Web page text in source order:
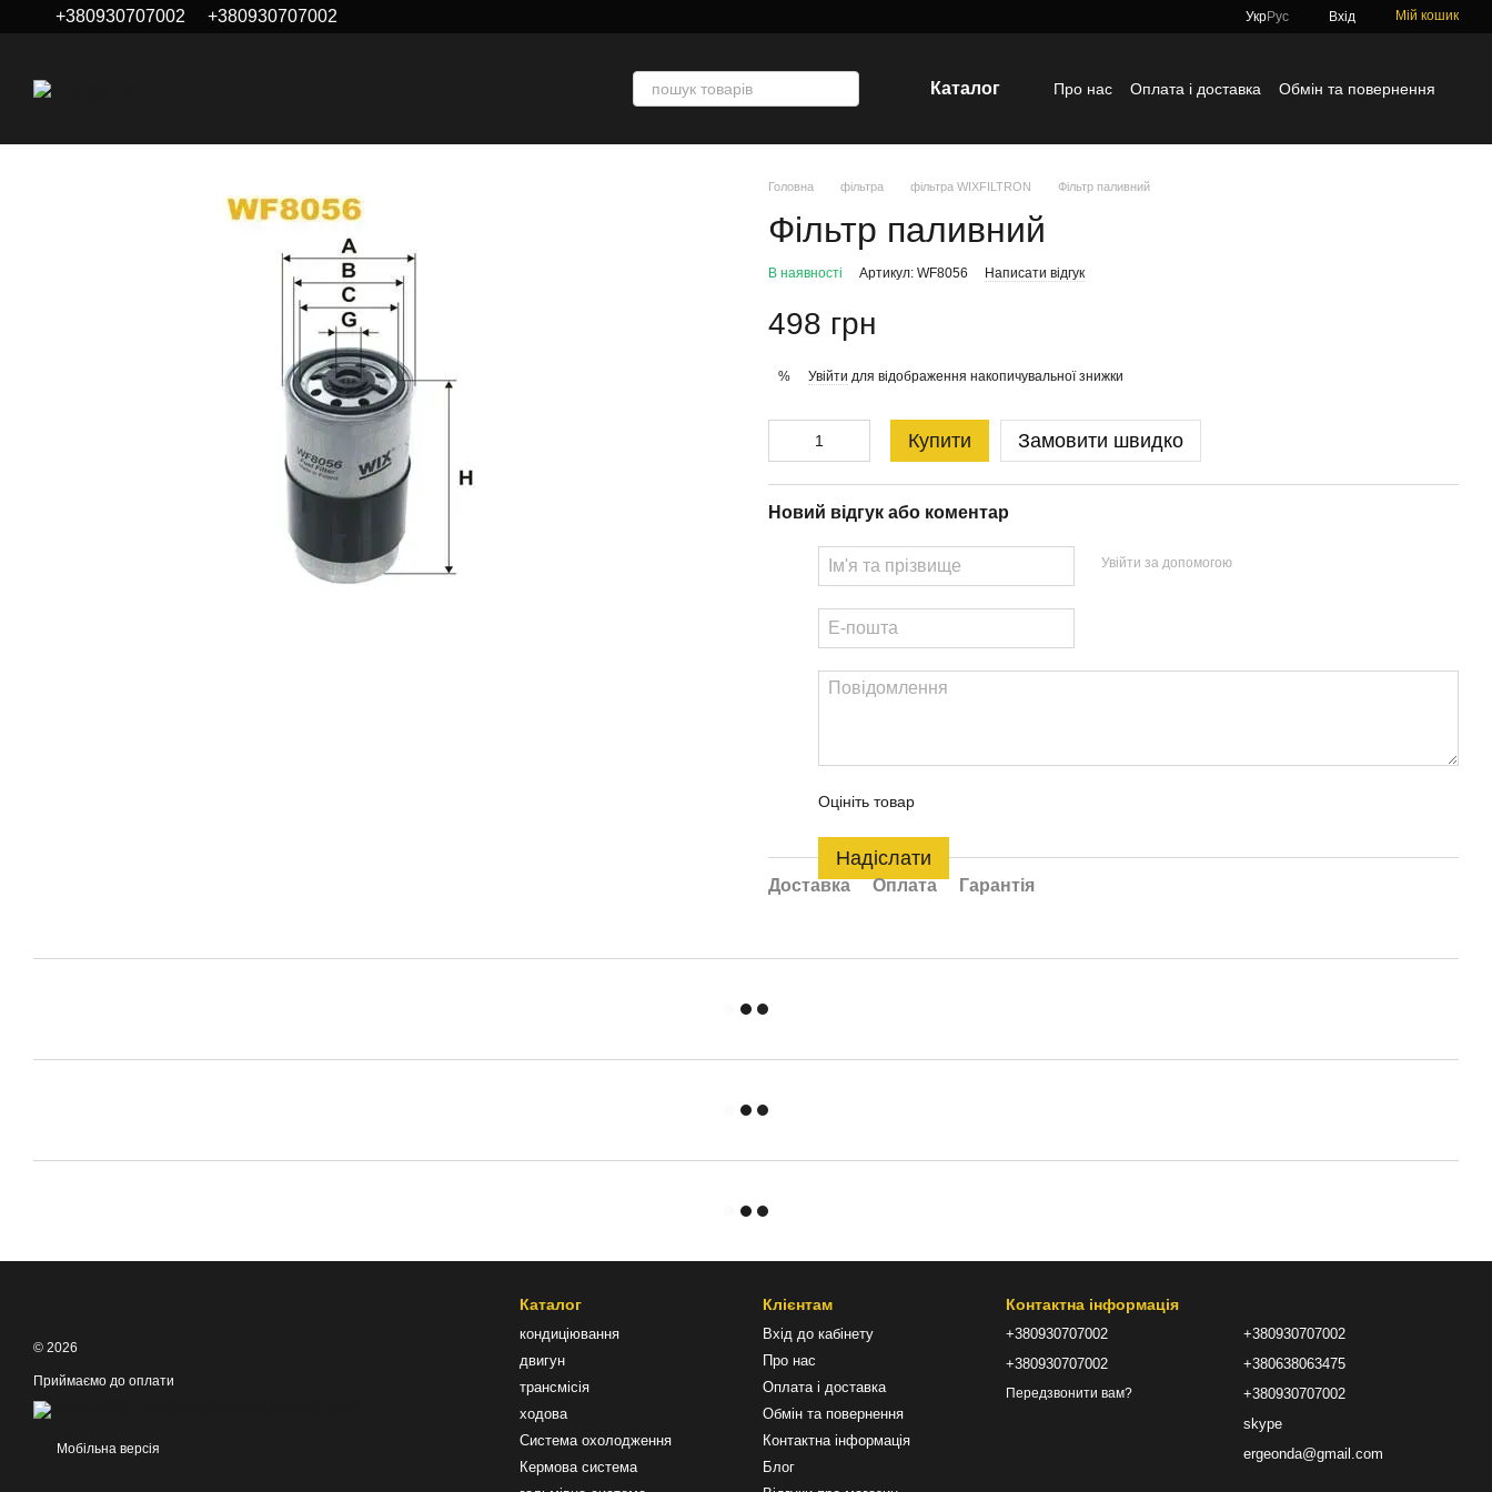
Перейти до основного контенту
+380930707002 +380930707002 УкрРус Вхід Мій кошик
Каталог Про нас Оплата і доставка
Обмін та повернення
Головна фільтра фільтра WIXFILTRON Фільтр паливний
Фільтр паливний
В наявності Артикул: WF8056 Написати відгук
498 грн
% Увійти для відображення накопичувальної знижки
Купити Замовити швидко
Новий відгук або коментар
Увійти за допомогою
Оцініть товар
Надіслати
Доставка Оплата Гарантія
© 2026
Приймаємо до оплати
Мобільна версія
Каталог
кондиціювання
двигун
трансмісія
ходова
Система охолодження
Кермова система
Клієнтам
Вхід до кабінету
Про нас
Оплата і доставка
Обмін та повернення
Контактна інформація
Блог
Контактна інформація
+380930707002
+380930707002
Передзвонити вам?
+380930707002
+380638063475
+380930707002
skype
ergeonda@gmail.com